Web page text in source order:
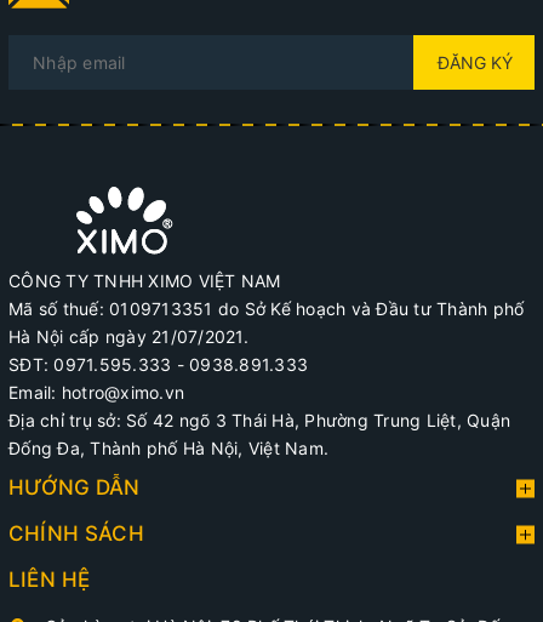
ĐĂNG KÝ
CÔNG TY TNHH XIMO VIỆT NAM
Mã số thuế: 0109713351 do Sở Kế hoạch và Đầu tư Thành phố
Hà Nội cấp ngày 21/07/2021.
SĐT: 0971.595.333 - 0938.891.333
Email: hotro@ximo.vn
Địa chỉ trụ sở: Số 42 ngõ 3 Thái Hà, Phường Trung Liệt, Quận
Đống Đa, Thành phố Hà Nội, Việt Nam.
HƯỚNG DẪN
CHÍNH SÁCH
LIÊN HỆ